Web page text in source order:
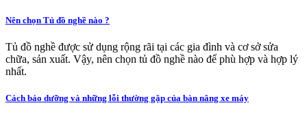
Nên chọn Tủ đồ nghề nào ?
Tủ đồ nghề được sử dụng rộng rãi tại các gia đình và cơ sở sửa
chữa, sản xuất. Vậy, nên chọn tủ đồ nghề nào để phù hợp và hợp lý
nhất.
Cách bảo dưỡng và những lỗi thường gặp của bàn nâng xe máy